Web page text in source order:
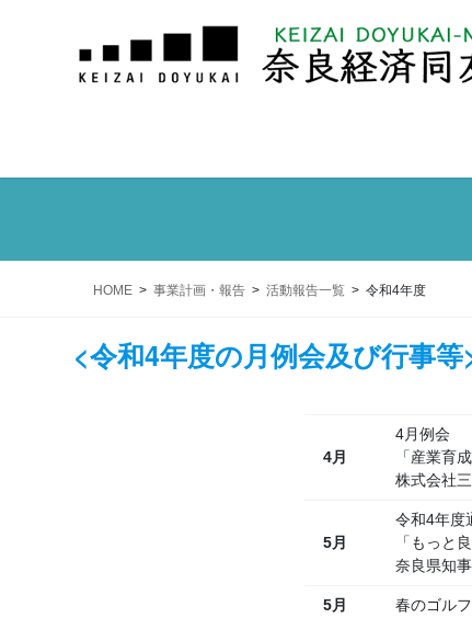
HOME 事業計画・報告 活動報告一覧 令和4年度
<令和4年度の月例会及び行事等
4月
4月例会
「産業育
株式会社
5月
令和4年度
「もっと
奈良県
5月 春のゴル